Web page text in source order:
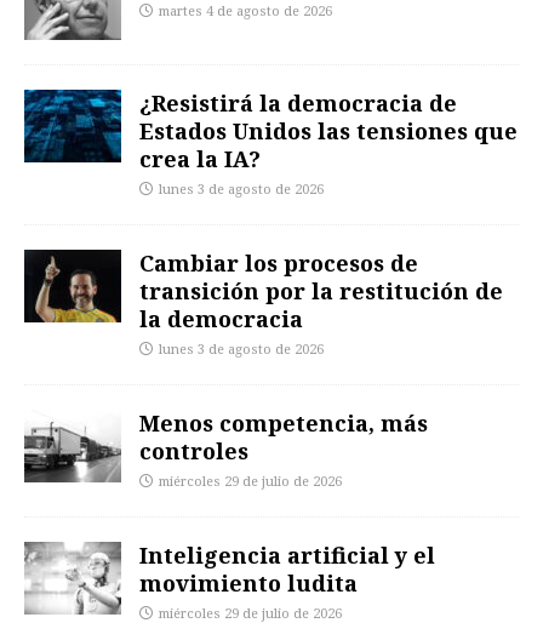
martes 4 de agosto de 2026
¿Resistirá la democracia de
Estados Unidos las tensiones que
crea la IA?
lunes 3 de agosto de 2026
Cambiar los procesos de
transición por la restitución de
la democracia
lunes 3 de agosto de 2026
Menos competencia, más
controles
miércoles 29 de julio de 2026
Inteligencia artificial y el
movimiento ludita
miércoles 29 de julio de 2026